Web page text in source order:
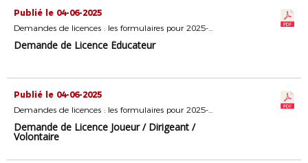
Publié le 04-06-2025
Demandes de licences : les formulaires pour 2025-2026
Demande de Licence Éducateur
Publié le 04-06-2025
Demandes de licences : les formulaires pour 2025-2026
Demande de Licence Joueur / Dirigeant /
Volontaire